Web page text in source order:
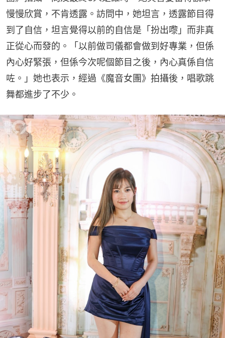
慢慢欣賞，不肯透露。訪問中，她坦言，透露節目得
到了自信，坦言覺得以前的自信是「扮出嚟」而非真
正從心而發的。「以前做司儀都會做到好專業，但係
內心好緊張，但係今次呢個節目之後，內心真係自信
咗。」她也表示，經過《魔音女團》拍攝後，唱歌跳
舞都進步了不少。